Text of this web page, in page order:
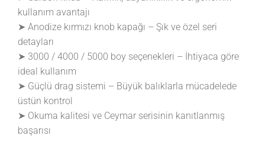
kullanım avantajı
➤ Anodize kırmızı knob kapağı – Şık ve özel seri
detayları
➤ 3000 / 4000 / 5000 boy seçenekleri – İhtiyaca göre
ideal kullanım
➤ Güçlü drag sistemi – Büyük balıklarla mücadelede
üstün kontrol
➤ Okuma kalitesi ve Ceymar serisinin kanıtlanmış
başarısı